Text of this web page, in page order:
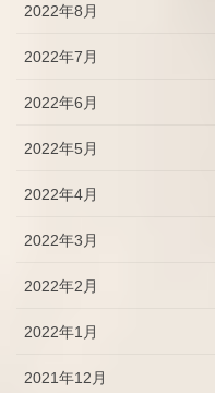
2022年8月
2022年7月
2022年6月
2022年5月
2022年4月
2022年3月
2022年2月
2022年1月
2021年12月